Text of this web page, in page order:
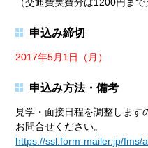
申込み締切
2017年5月1日（月）
申込み方法・備考
見学・面接日程を調整します
お問合せください。
https://ssl.form-mailer.jp/fms/